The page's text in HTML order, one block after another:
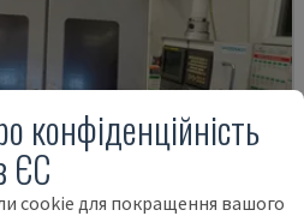
конфіденційність
ЄС
cookie для покращення вашого